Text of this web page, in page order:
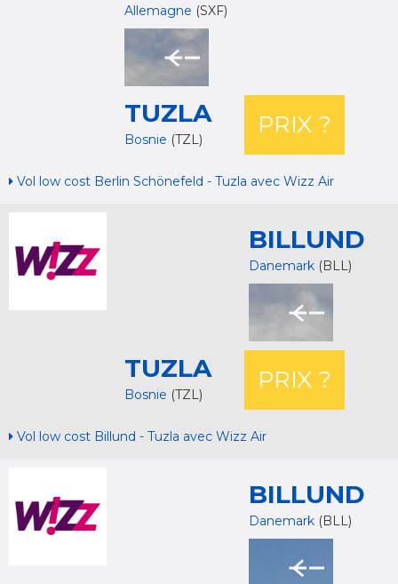
Allemagne (SXF)
TUZLA
Bosnie (TZL)
PRIX ?
Vol low cost Berlin Schönefeld - Tuzla avec Wizz Air
BILLUND
Danemark (BLL)
TUZLA
Bosnie (TZL)
PRIX ?
Vol low cost Billund - Tuzla avec Wizz Air
BILLUND
Danemark (BLL)